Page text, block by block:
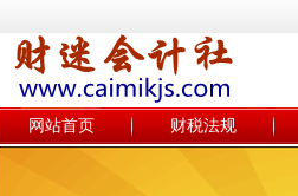
网站首页 财税法规